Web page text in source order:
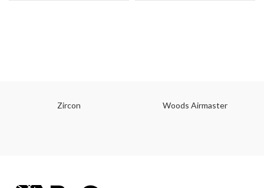
Zircon Woods Airmaster